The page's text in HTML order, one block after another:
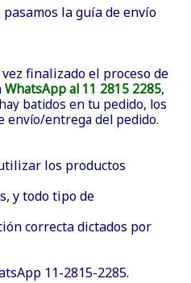
pasamos la guía de envío
finalizado el proceso de
WhatsApp al 11 2815 2285,
batidos en tu pedido, los
envío/entrega del pedido.
los productos
y todo tipo de
correcta dictados por
11-2815-2285.